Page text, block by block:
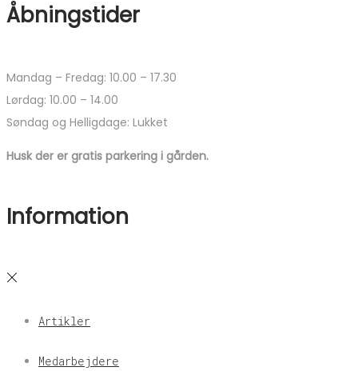
Åbningstider
Mandag – Fredag: 10.00 – 17.30
Lørdag: 10.00 – 14.00
Søndag og Helligdage: Lukket
Husk der er gratis parkering i gården.
Information
Artikler
Medarbejdere